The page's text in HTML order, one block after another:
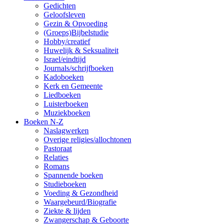
Gedichten
Geloofsleven
Gezin & Opvoeding
(Groeps)Bijbelstudie
Hobby/creatief
Huwelijk & Seksualiteit
Israel/eindtijd
Journals/schrijfboeken
Kadoboeken
Kerk en Gemeente
Liedboeken
Luisterboeken
Muziekboeken
Boeken N-Z
Naslagwerken
Overige religies/allochtonen
Pastoraat
Relaties
Romans
Spannende boeken
Studieboeken
Voeding & Gezondheid
Waargebeurd/Biografie
Ziekte & lijden
Zwangerschap & Geboorte